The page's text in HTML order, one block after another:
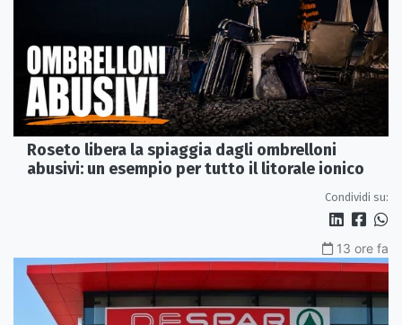
Roseto libera la spiaggia dagli ombrelloni
abusivi: un esempio per tutto il litorale ionico
Condividi su:
13 ore fa